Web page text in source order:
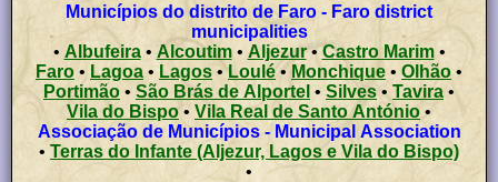
Municípios do distrito de Faro - Faro district
municipalities
• Albufeira• Alcoutim• Aljezur•Castro Marim•
Faro • Lagoa • Lagos •Loulé•Monchique • Olhão •
Portimão •São Brás de Alportel • Silves• Tavira •
Vila do Bispo• Vila Real de Santo António •
Associação de Municípios - Municipal Association
• Terras do Infante (Aljezur, Lagos e Vila do Bispo)
•